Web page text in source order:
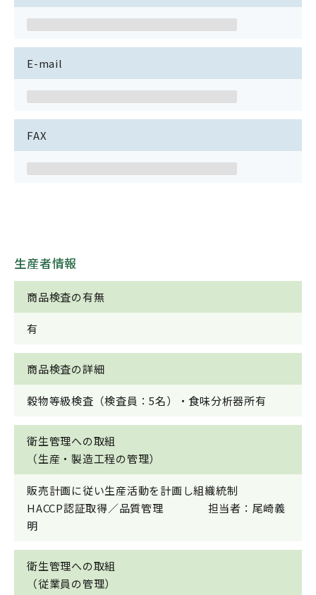
E-mail
FAX
生産者情報
商品検査の有無
有
商品検査の詳細
穀物等級検査（検査員：5名）・食味分析器所有
衛生管理への取組
（生産・製造工程の管理）
販売計画に従い生産活動を計画し組織統制
HACCP認証取得／品質管理 担当者：尾崎義
明
衛生管理への取組
（従業員の管理）